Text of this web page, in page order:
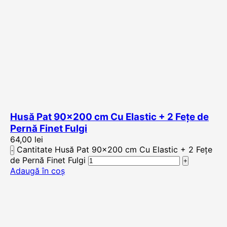
Husă Pat 90×200 cm Cu Elastic + 2 Fețe de
Pernă Finet Fulgi
64,00 lei
Cantitate Husă Pat 90x200 cm Cu Elastic + 2 Fețe
de Pernă Finet Fulgi
Adaugă în coș